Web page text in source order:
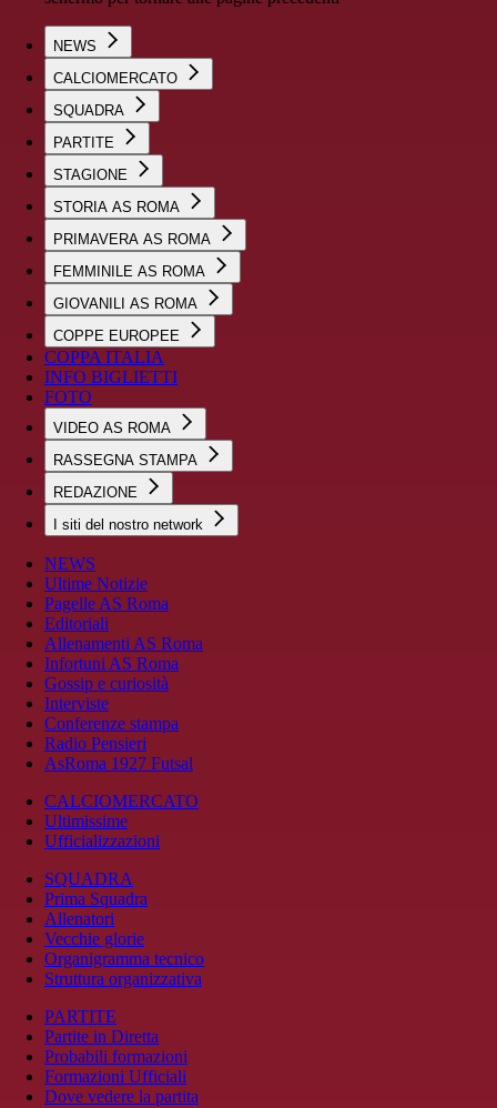
NEWS
CALCIOMERCATO
SQUADRA
PARTITE
STAGIONE
STORIA AS ROMA
PRIMAVERA AS ROMA
FEMMINILE AS ROMA
GIOVANILI AS ROMA
COPPE EUROPEE
COPPA ITALIA
INFO BIGLIETTI
FOTO
VIDEO AS ROMA
RASSEGNA STAMPA
REDAZIONE
I siti del nostro network
NEWS
Ultime Notizie
Pagelle AS Roma
Editoriali
Allenamenti AS Roma
Infortuni AS Roma
Gossip e curiosità
Interviste
Conferenze stampa
Radio Pensieri
AsRoma 1927 Futsal
CALCIOMERCATO
Ultimissime
Ufficializzazioni
SQUADRA
Prima Squadra
Allenatori
Vecchie glorie
Organigramma tecnico
Struttura organizzativa
PARTITE
Partite in Diretta
Probabili formazioni
Formazioni Ufficiali
Dove vedere la partita